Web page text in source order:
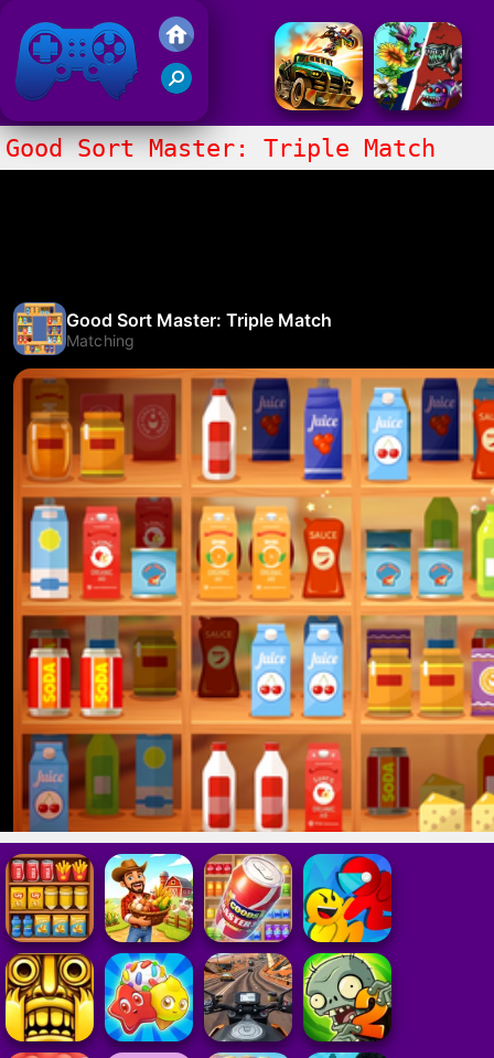
Juegos Friv 2017
Good Sort Master: Triple Match